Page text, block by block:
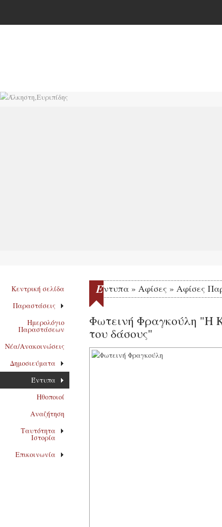
Κεντρική σελίδα
Παραστάσεις
Ημερολόγιο
Παραστάσεων
Νέα/Ανακοινώσεις
Δημοσιεύματα
Έντυπα
Ηθοποιοί
Αναζήτηση
Ταυτότητα
Ιστορία
Επικοινωνία
Έντυπα » Αφίσες » Αφίσες
Φωτεινή Φραγκούλη "Η
του δάσους"